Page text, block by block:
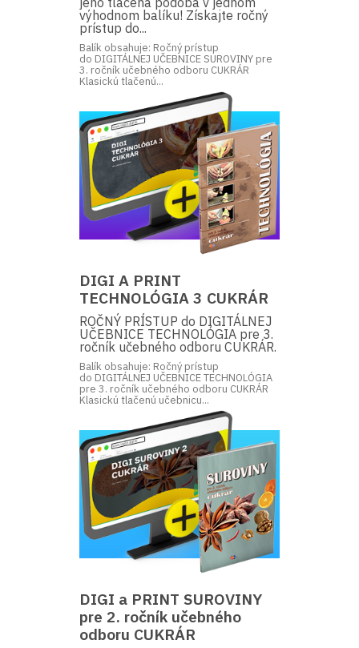
výhodnom balíku! Získajte ročný
prístup do...
Balík obsahuje: Ročný prístup
do DIGITÁLNEJ UČEBNICE SUROVINY pre
3. ročník učebného odboru CUKRÁR
Klasickú tlačenú...
DIGI A PRINT
TECHNOLÓGIA 3 CUKRÁR
ROČNÝ PRÍSTUP do DIGITÁLNEJ
UČEBNICE TECHNOLÓGIA pre 3.
ročník učebného odboru CUKRÁR.
Balík obsahuje: Ročný prístup
do DIGITÁLNEJ UČEBNICE TECHNOLÓGIA
pre 3. ročník učebného odboru CUKRÁR
Klasickú tlačenú učebnicu...
DIGI a PRINT SUROVINY
pre 2. ročník učebného
odboru CUKRÁR